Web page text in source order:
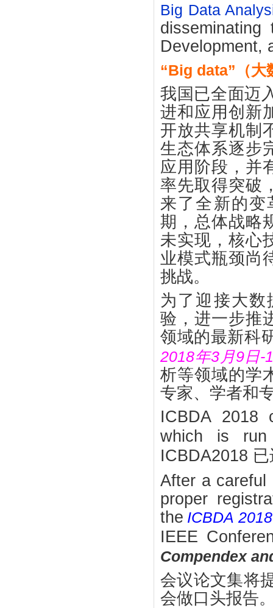
Big Data
Development,
“Big data”（大
我国已全面迈
进和应用创新
开放共享机制
生态体系逐步
应用阶段，并
率先取得突破
来了全新的变
期，总体战略
未实现，核心
业模式瓶颈尚
挑战。
为了迎接大
验，进一步推
领域的最新科
2018年3月9日-
析等领域的学
专家、学者和
ICBDA 2018
which is
ICBDA2018
After a careful
proper
the ICBDA
IEEE
Compendex
会议论文集将
会做口头报告